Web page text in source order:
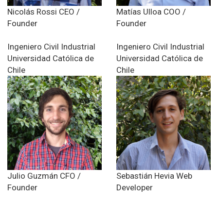
Nicolás Rossi CEO /
Founder
Ingeniero Civil Industrial
Universidad Católica de
Chile
Matías Ulloa COO /
Founder
Ingeniero Civil Industrial
Universidad Católica de
Chile
Julio Guzmán CFO /
Founder
Sebastián Hevia Web
Developer